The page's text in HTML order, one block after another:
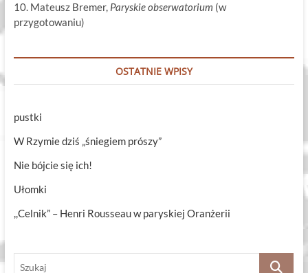
10. Mateusz Bremer, Paryskie obserwatorium (w
przygotowaniu)
OSTATNIE WPISY
pustki
W Rzymie dziś „śniegiem prószy”
Nie bójcie się ich!
Ułomki
,,Celnik” – Henri Rousseau w paryskiej Oranżerii
Szukaj